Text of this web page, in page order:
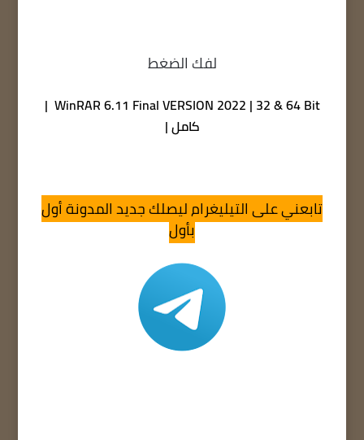
لفك الضغط
WinRAR 6.11 Final VERSION 2022 | 32 & 64 Bit |
كامل |
تابعني على التيليغرام ليصلك جديد المدونة أول
بأول